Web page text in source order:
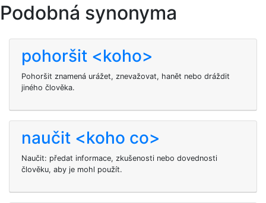
Podobná synonyma
pohoršit <koho>
Pohoršit znamená urážet, znevažovat, hanět nebo dráždit
jiného člověka.
naučit <koho co>
Naučit: předat informace, zkušenosti nebo dovednosti
člověku, aby je mohl použít.